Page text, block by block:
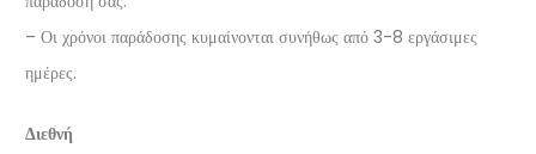
– Οι χρόνοι παράδοσης κυμαίνονται συνήθως από 3-8 εργάσιμες
ημέρες.
Διεθνή